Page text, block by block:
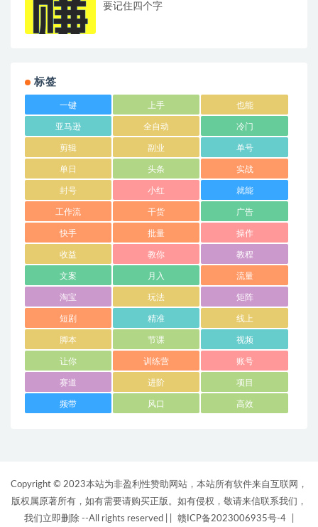
要记住四个字
标签
一键 上手 也能
亚马逊 全自动 冷门
剪辑 副业 单号
单日 头条 实战
封号 小红 就能
工作流 干货 广告
快手 批量 操作
收益 教你 教程
文案 月入 流量
淘宝 玩法 矩阵
短剧 精准 线上
脚本 节课 视频
让你 训练营 账号
赛道 进阶 项目
频带 风口 高效
Copyright © 2023本站为非盈利性赞助网站，本站所有软件来自互联网，
版权属原著所有，如有需要请购买正版。如有侵权，敬请来信联系我们，
我们立即删除 --All rights reserved |
赣ICP备2023006935号-4